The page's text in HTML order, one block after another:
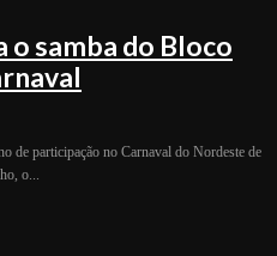
samba do Bloco
de participação no Carnaval do Nordeste de
o...